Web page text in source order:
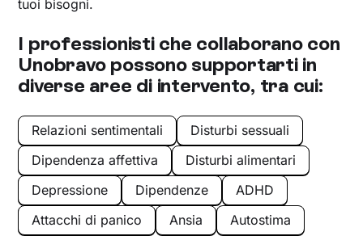
tuoi bisogni.
I professionisti che collaborano con
Unobravo possono supportarti in
diverse aree di intervento, tra cui:
Relazioni sentimentali
Disturbi sessuali
Dipendenza affettiva
Disturbi alimentari
Depressione
Dipendenze
ADHD
Attacchi di panico
Ansia Autostima